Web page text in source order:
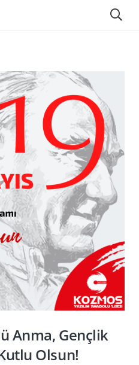
Anma, Gençlik
Olsun!